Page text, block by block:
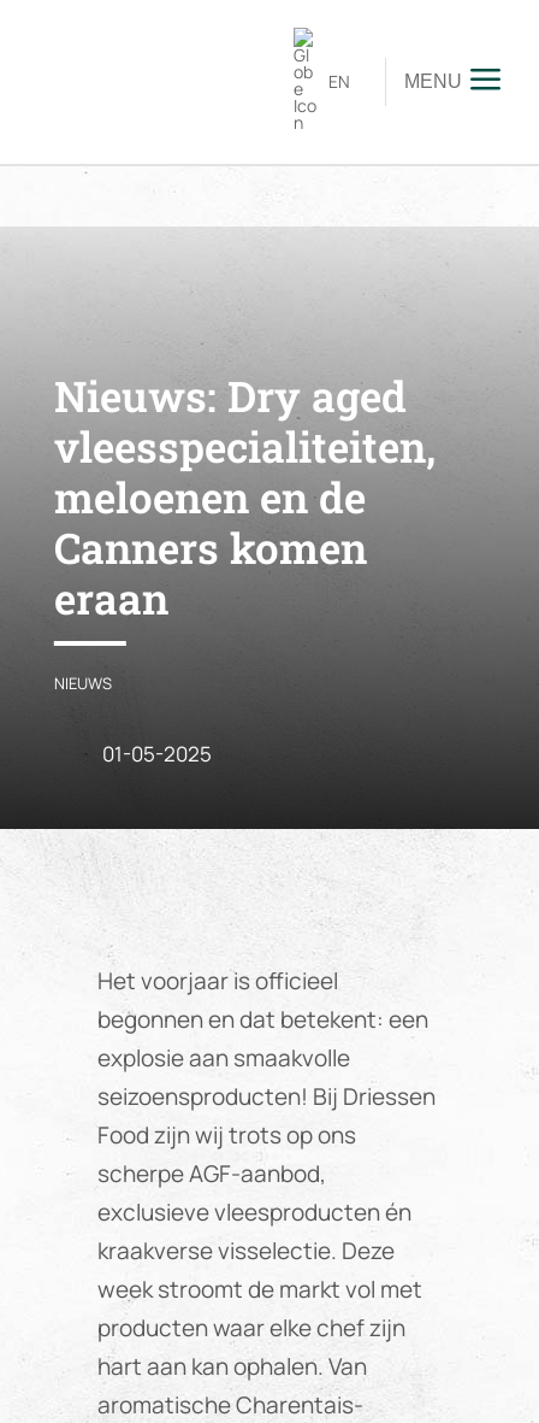
EN MENU
Nieuws: Dry aged
vleesspecialiteiten,
meloenen en de
Canners komen
eraan
NIEUWS
01-05-2025
Het voorjaar is officieel
begonnen en dat betekent: een
explosie aan smaakvolle
seizoensproducten! Bij Driessen
Food zijn wij trots op ons
scherpe AGF-aanbod,
exclusieve vleesproducten én
kraakverse visselectie. Deze
week stroomt de markt vol met
producten waar elke chef zijn
hart aan kan ophalen. Van
aromatische Charentais-